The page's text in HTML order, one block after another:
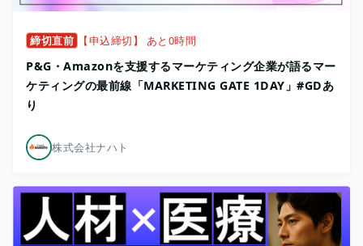
締切直前 【申込締切】 あと0時間
P&G・Amazonを支援するマーケティング企業が語るマー
ケティングの最前線「MARKETING GATE 1DAY」#GDあ
り
株式会社ナハト